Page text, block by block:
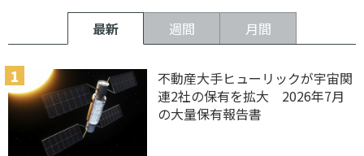
最新 週間 月間
不動産大手ヒューリックが宇宙関
連2社の保有を拡大 2026年7月
の大量保有報告書